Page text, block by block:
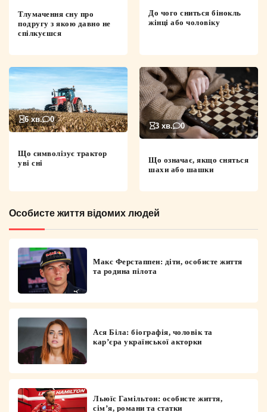
Тлумачення сну про
подругу з якою давно не
спілкуєшся
До чого сниться бінокль
жінці або чоловіку
6 хв. 0
Що символізує трактор
уві сні
3 хв. 0
Що означає, якщо сняться
шахи або шашки
Особисте життя відомих людей
Макс Ферстаппен: діти, особисте життя
та родина пілота
Ася Біла: біографія, чоловік та
кар’єра української акторки
Льюїс Гамільтон: особисте життя,
сім’я, романи та статки